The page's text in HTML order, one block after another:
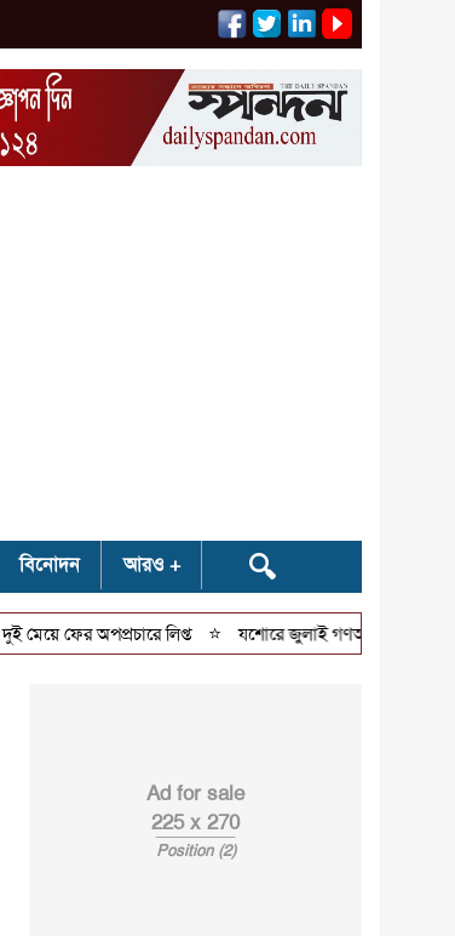
বিনোদন আরও 🔍
ফের অপপ্রচারে লিপ্ত ⭐ যশোরে জুলাই গণঅভ্যুত্থান দিবসে ১১
Ad for sale
225 x 270
Position (2)